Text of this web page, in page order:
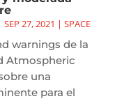
SEP 27, 2021 | SPACE
warnings de la
Atmospheric
una
para el